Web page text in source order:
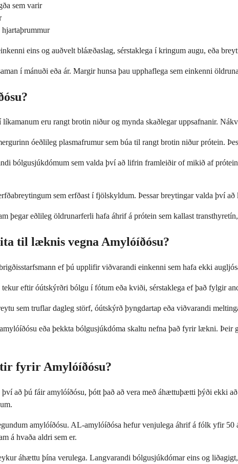
sem varir
eins og auðvelt bláæðaslag, sérstaklega í kringum augu, eða
í mánuði eða ár. Margir hunsa þau upphaflega sem einkenni
eru rangt brotin niður og mynda skaðlegar uppsafnanir.
óeðlileg plasmafrumur sem búa til rangt brotin niður prótein.
bólgusjúkdómum sem valda því að lifrin framleiðir of mikið af
sem erfðast í fjölskyldum. Þessar breytingar valda því
þegar eðlileg öldrunarferli hafa áhrif á prótein sem kallast
til læknis vegna Amylóíðósu?
ef þú upplifir viðvarandi einkenni sem hafa ekki
eftir óútskýrðri bólgu í fótum eða kviði, sérstaklega ef það fylgir
sem truflar dagleg störf, óútskýrð þyngdartap eða viðvarandi
eða þekkta bólgusjúkdóma skaltu nefna það fyrir lækni.
fyrir Amylóíðósu?
að þú fáir amylóíðósu, þótt það að vera með áhættuþætti þýði ekki
amylóíðósu. AL-amylóíðósa hefur venjulega áhrif á fólk yfir
á hvaða aldri sem er.
áhættu þína verulega. Langvarandi bólgusjúkdómar eins og